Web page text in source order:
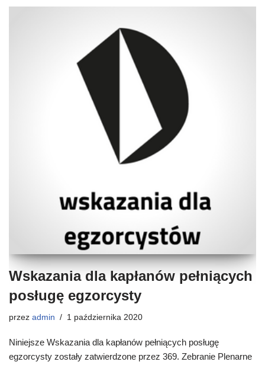
Wskazania dla kapłanów pełniących
posługę egzorcysty
przez admin 1 października 2020
Niniejsze Wskazania dla kapłanów pełniących posługę
egzorcysty zostały zatwierdzone przez 369. Zebranie Plenarne